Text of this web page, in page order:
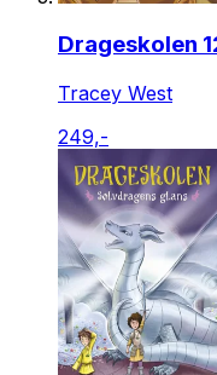
Drageskolen
Tracey West
249,-